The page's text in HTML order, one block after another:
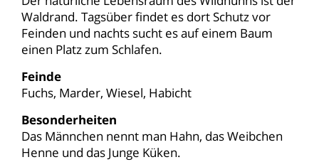
Waldrand. Tagsüber findet es dort Schutz vor
Feinden und nachts sucht es auf einem Baum
einen Platz zum Schlafen.
Feinde
Fuchs, Marder, Wiesel, Habicht
Besonderheiten
Das Männchen nennt man Hahn, das Weibchen
Henne und das Junge Küken.